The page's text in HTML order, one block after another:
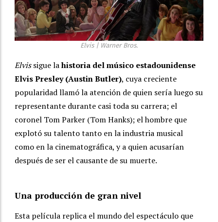
Elvis | Warner Bros.
Elvissigue lahistoria del músico estadounidense
Elvis Presley (Austin Butler), cuya creciente
popularidad llamó la atención de quien sería luego su
representante durante casi toda su carrera; el
coronel Tom Parker (Tom Hanks); el hombre que
explotó su talento tanto en la industria musical
como en la cinematográfica, y a quien acusarían
después de ser el causante de su muerte.
Una producción de gran nivel
Esta película replica el mundo del espectáculo que